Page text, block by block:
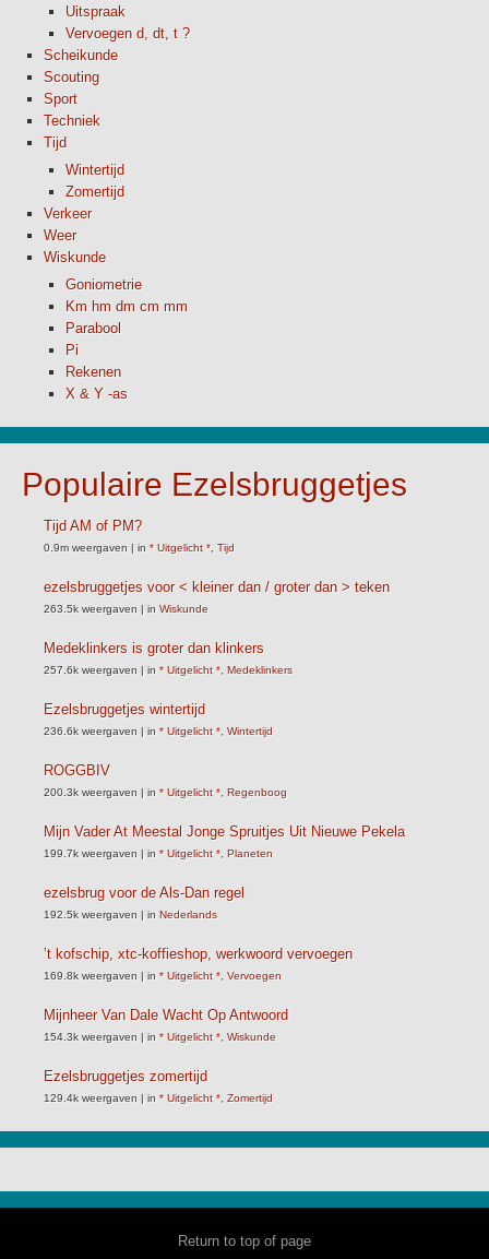
Uitspraak
Vervoegen d, dt, t ?
Scheikunde
Scouting
Sport
Techniek
Tijd
Wintertijd
Zomertijd
Verkeer
Weer
Wiskunde
Goniometrie
Km hm dm cm mm
Parabool
Pi
Rekenen
X & Y -as
Populaire Ezelsbruggetjes
Tijd AM of PM?
0.9m weergaven | in * Uitgelicht * Tijd
ezelsbruggetjes voor < kleiner dan / groter dan > teken
263.5k weergaven | in Wiskunde
Medeklinkers is groter dan klinkers
257.6k weergaven | in * Uitgelicht * Medeklinkers
Ezelsbruggetjes wintertijd
236.6k weergaven | in * Uitgelicht * Wintertijd
ROGGBIV
200.3k weergaven | in * Uitgelicht * Regenboog
Mijn Vader At Meestal Jonge Spruitjes Uit Nieuwe Pekela
199.7k weergaven | in * Uitgelicht * Planeten
ezelsbrug voor de Als-Dan regel
192.5k weergaven | in Nederlands
’t kofschip, xtc-koffieshop, werkwoord vervoegen
169.8k weergaven | in * Uitgelicht * Vervoegen
Mijnheer Van Dale Wacht Op Antwoord
154.3k weergaven | in * Uitgelicht * Wiskunde
Ezelsbruggetjes zomertijd
129.4k weergaven | in * Uitgelicht * Zomertijd
Return to top of page